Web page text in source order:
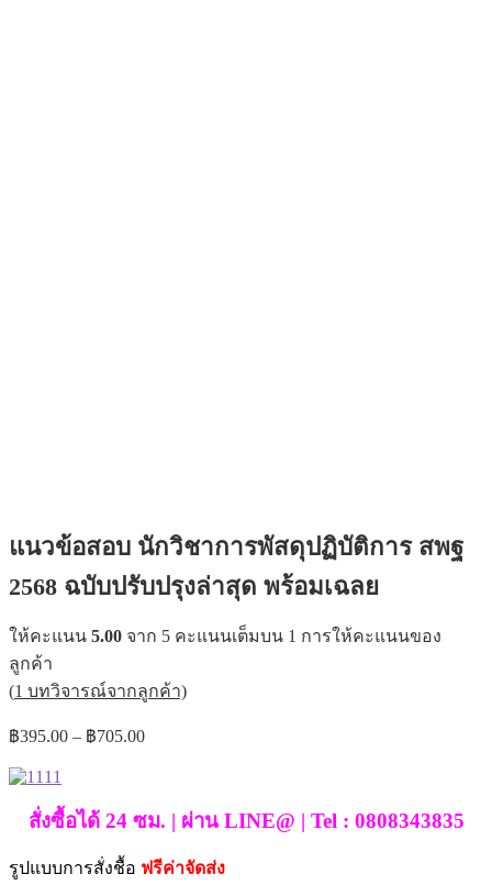
แนวข้อสอบ นักวิชาการพัสดุปฏิบัติการ สพฐ
2568 ฉบับปรับปรุงล่าสุด พร้อมเฉลย
ให้คะแนน 5.00 จาก 5 คะแนนเต็มบน 1 การให้คะแนนของ
ลูกค้า
(1 บทวิจารณ์จากลูกค้า)
฿395.00 – ฿705.00Price
฿705.00
สั่งซื้อได้ 24 ซม. | ผ่าน LINE@ | Tel : 0808343835
รูปแบบการสั่งชื้อ ฟรีค่าจัดส่ง